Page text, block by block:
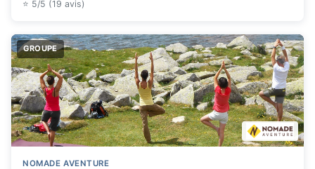
⭐ 5/5 (19 avis)
GROUPE
NOMADE AVENTURE